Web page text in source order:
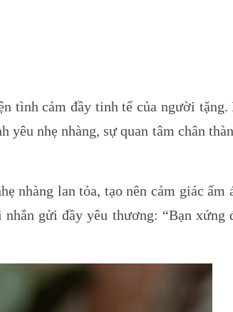
tình cảm đầy tinh tế của người tặng.
nhẹ nhàng, sự quan tâm chân
nhàng lan tỏa, tạo nên cảm giác ấm
gửi đầy yêu thương: “Bạn xứng